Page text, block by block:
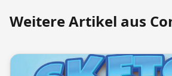
Weitere Artikel aus